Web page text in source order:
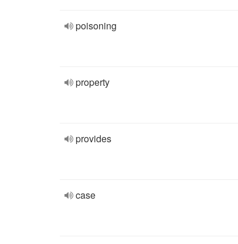
poisoning
property
provides
case